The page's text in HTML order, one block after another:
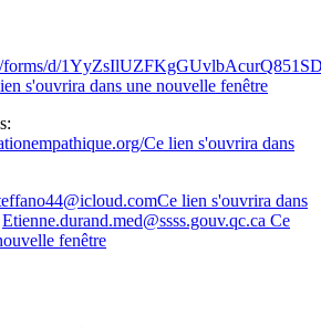
forms/d/
s'ouvrira dans une nouvelle fenêtre
Ce lien s'ouvrira dans
Ce lien s'ouvrira dans
Etienne.durand.med@ssss.gouv.qc.ca Ce
fenêtre